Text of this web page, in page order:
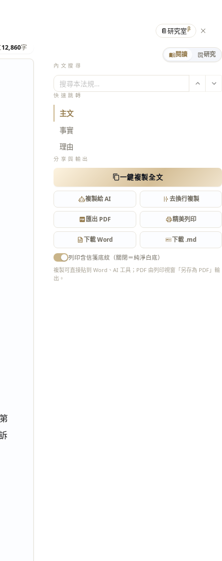
12,860字
閱讀 研究
內文搜尋
搜尋本法規…
快速跳轉
主文
事實
理由
分享與輸出
一鍵複製全文
複製給 AI 去換行複製
匯出 PDF 精美列印
下載 Word 下載 .md
列印含信箋底紋（關閉＝純淨白底）
複製可直接貼到 Word、AI 工具；PDF 由列印視窗「另存為 PDF」輸
出。
📔研究室β